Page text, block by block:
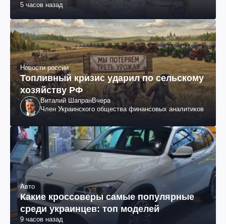
5 часов назад
Новости россии
Топливный кризис ударил по сельскому
хозяйству РФ
Виталий ШапранВчера
Член Украинского общества финансовых аналитиков
Авто
Какие кроссоверы самые популярные
среди украинцев: топ моделей
9 часов назад